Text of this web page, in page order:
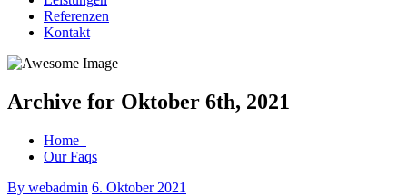
Referenzen
Kontakt
Archive for Oktober 6th, 2021
Home
Our Faqs
By webadmin 6. Oktober 2021